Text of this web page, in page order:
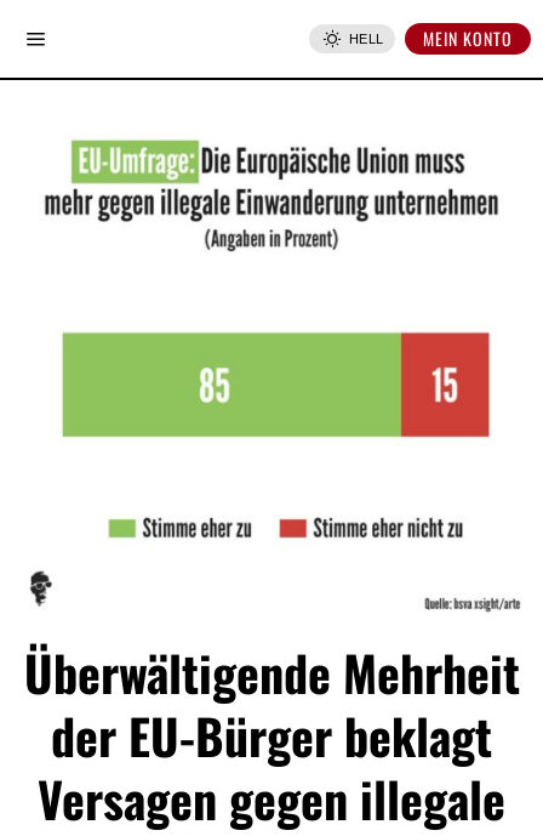
HELL MEIN KONTO
Überwältigende Mehrheit
der EU-Bürger beklagt
Versagen gegen illegale